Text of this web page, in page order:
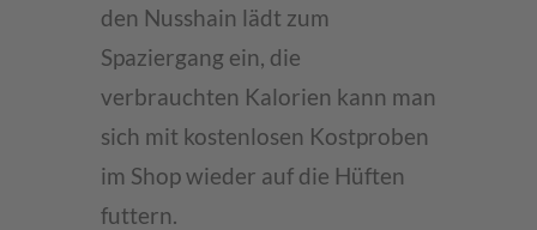
den Nusshain lädt zum
Spaziergang ein, die
verbrauchten Kalorien kann man
sich mit kostenlosen Kostproben
im Shop wieder auf die Hüften
futtern.